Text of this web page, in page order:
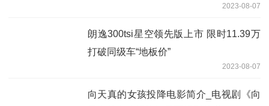
2023-08-07
朗逸300tsi星空领先版上市 限时11.39万
打破同级车“地板价”
2023-08-07
向天真的女孩投降电影简介_电视剧《向